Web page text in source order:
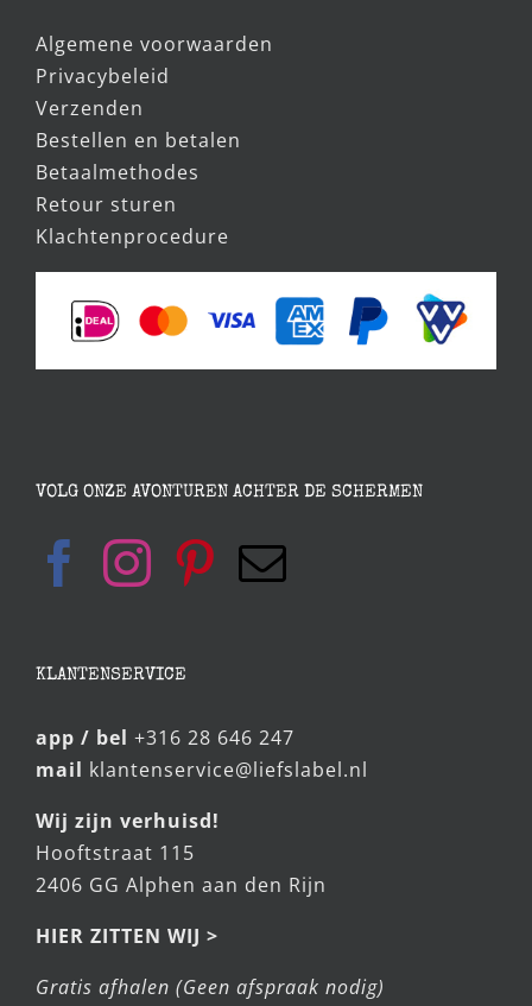
Algemene voorwaarden
Privacybeleid
Verzenden
Bestellen en betalen
Betaalmethodes
Retour sturen
Klachtenprocedure
VOLG ONZE AVONTUREN ACHTER DE SCHERMEN
KLANTENSERVICE
app / bel +316 28 646 247
mail klantenservice@liefslabel.nl
Wij zijn verhuisd!
Hooftstraat 115
2406 GG Alphen aan den Rijn
HIER ZITTEN WIJ >
Gratis afhalen (Geen afspraak nodig)